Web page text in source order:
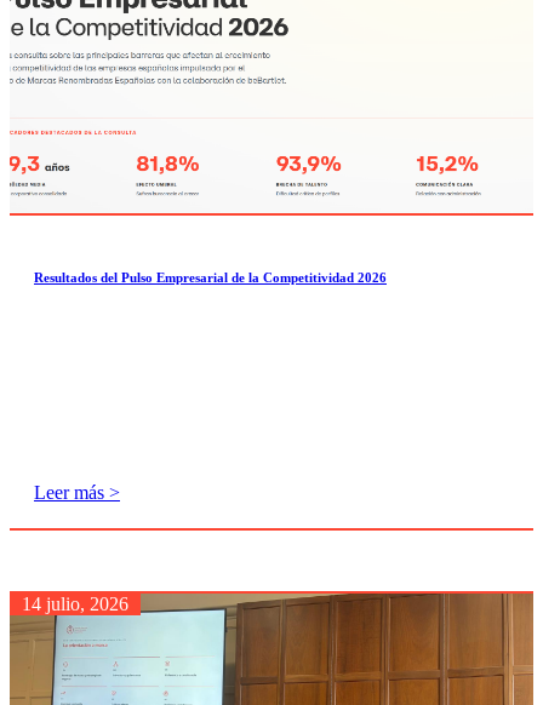
Resultados del Pulso Empresarial de la Competitividad 2026
Leer más >
14 julio, 2026